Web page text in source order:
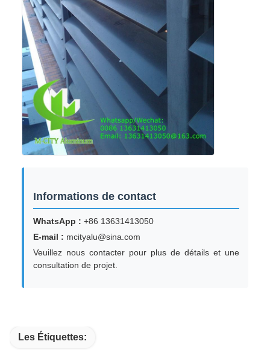
Informations de contact
WhatsApp : +86 13631413050
E-mail : mcityalu@sina.com
Veuillez nous contacter pour plus de détails et une
consultation de projet.
Les Étiquettes: